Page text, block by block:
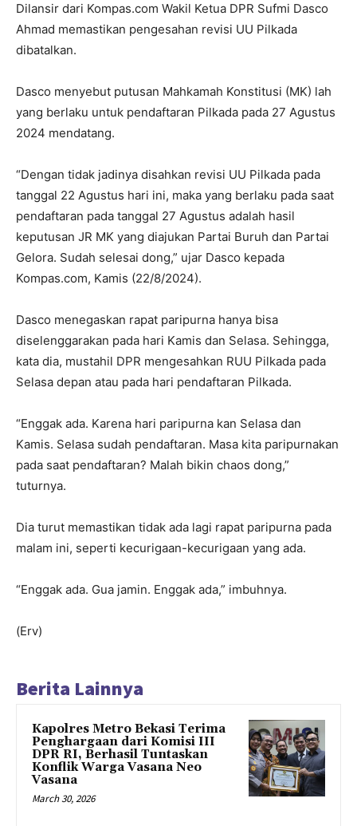
Dilansir dari Kompas.com Wakil Ketua DPR Sufmi Dasco
Ahmad memastikan pengesahan revisi UU Pilkada
dibatalkan.
Dasco menyebut putusan Mahkamah Konstitusi (MK) lah
yang berlaku untuk pendaftaran Pilkada pada 27 Agustus
2024 mendatang.
“Dengan tidak jadinya disahkan revisi UU Pilkada pada
tanggal 22 Agustus hari ini, maka yang berlaku pada saat
pendaftaran pada tanggal 27 Agustus adalah hasil
keputusan JR MK yang diajukan Partai Buruh dan Partai
Gelora. Sudah selesai dong,” ujar Dasco kepada
Kompas.com, Kamis (22/8/2024).
Dasco menegaskan rapat paripurna hanya bisa
diselenggarakan pada hari Kamis dan Selasa. Sehingga,
kata dia, mustahil DPR mengesahkan RUU Pilkada pada
Selasa depan atau pada hari pendaftaran Pilkada.
“Enggak ada. Karena hari paripurna kan Selasa dan
Kamis. Selasa sudah pendaftaran. Masa kita paripurnakan
pada saat pendaftaran? Malah bikin chaos dong,”
tuturnya.
Dia turut memastikan tidak ada lagi rapat paripurna pada
malam ini, seperti kecurigaan-kecurigaan yang ada.
“Enggak ada. Gua jamin. Enggak ada,” imbuhnya.
(Erv)
Berita Lainnya
Kapolres Metro Bekasi Terima
Penghargaan dari Komisi III
DPR RI, Berhasil Tuntaskan
Konflik Warga Vasana Neo
Vasana
March 30, 2026